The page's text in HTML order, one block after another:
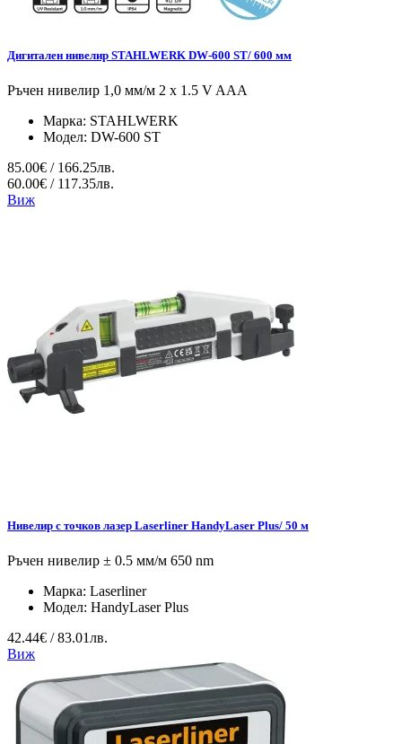
Дигитален нивелир STAHLWERK DW-600 ST/ 600 мм
Ръчен нивелир 1,0 мм/м 2 x 1.5 V AAA
Марка: STAHLWERK
Модел: DW-600 ST
85.00€ / 166.25лв.
60.00€ / 117.35лв.
Виж
Нивелир с точков лазер Laserliner HandyLaser Plus/ 50 м
Ръчен нивелир ± 0.5 мм/м 650 nm
Марка: Laserliner
Модел: HandyLaser Plus
42.44€ / 83.01лв.
Виж